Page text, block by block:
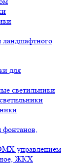
ландшафтного
для
светильники
фонтанов,
управлением
ЖКХ